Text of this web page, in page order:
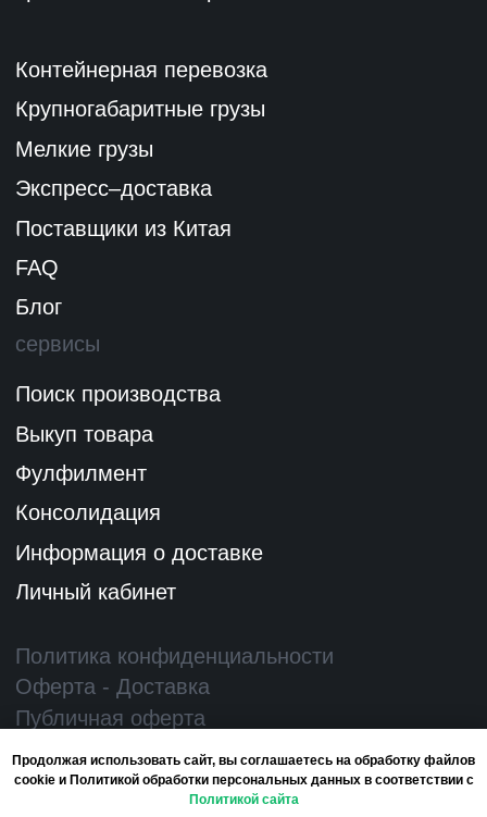
Продолжая использовать сайт, вы соглашаетесь на обработку файлов
cookie и Политикой обработки персональных данных в соответствии с
Политикой сайта